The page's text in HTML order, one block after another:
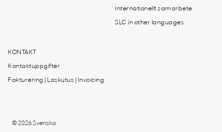
Internationellt samarbete
SLC in other languages
KONTAKT
Kontaktuppgifter
Fakturering | Laskutus | Invoicing
© 2026 Svenska